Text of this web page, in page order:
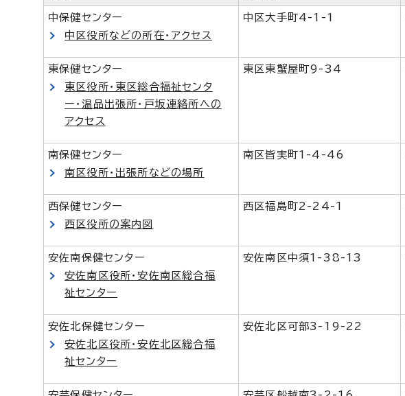
中保健センター
中区役所などの所在・アクセス
中区大手町4-1-1
東保健センター
東区役所・東区総合福祉センタ
ー・温品出張所・戸坂連絡所への
アクセス
東区東蟹屋町9-34
南保健センター
南区役所・出張所などの場所
南区皆実町1-4-46
西保健センター
西区役所の案内図
西区福島町2-24-1
安佐南保健センター
安佐南区役所・安佐南区総合福
祉センター
安佐南区中須1-38-13
安佐北保健センター
安佐北区役所・安佐北区総合福
祉センター
安佐北区可部3-19-22